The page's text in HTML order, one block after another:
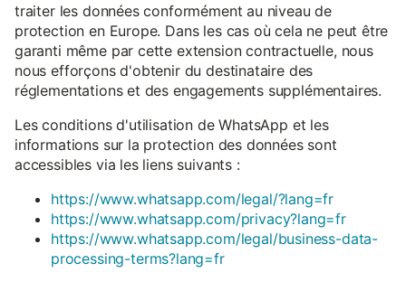
traiter les données conformément au niveau de
protection en Europe. Dans les cas où cela ne peut être
garanti même par cette extension contractuelle, nous
nous efforçons d'obtenir du destinataire des
réglementations et des engagements supplémentaires.
Les conditions d'utilisation de WhatsApp et les
informations sur la protection des données sont
accessibles via les liens suivants :
https://www.whatsapp.com/legal/?lang=fr
https://www.whatsapp.com/privacy?lang=fr
https://www.whatsapp.com/legal/business-data-
processing-terms?lang=fr